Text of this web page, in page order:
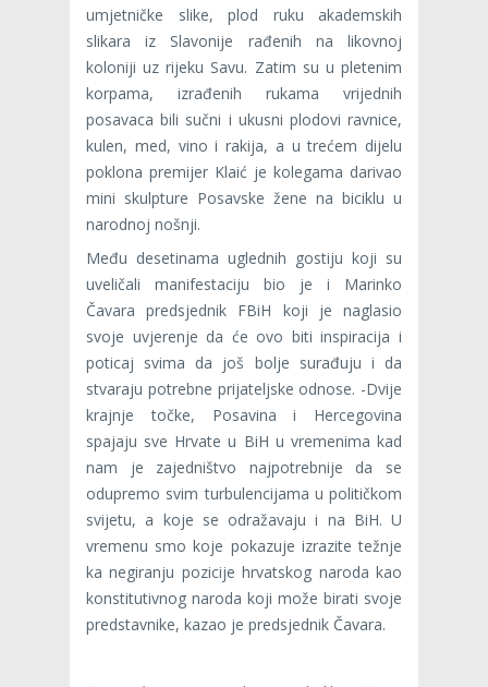
umjetničke slike, plod ruku akademskih
slikara iz Slavonije rađenih na likovnoj
koloniji uz rijeku Savu. Zatim su u pletenim
korpama, izrađenih rukama vrijednih
posavaca bili sučni i ukusni plodovi ravnice,
kulen, med, vino i rakija, a u trećem dijelu
poklona premijer Klaić je kolegama darivao
mini skulpture Posavske žene na biciklu u
narodnoj nošnji.
Među desetinama uglednih gostiju koji su
uveličali manifestaciju bio je i Marinko
Čavara predsjednik FBiH koji je naglasio
svoje uvjerenje da će ovo biti inspiracija i
poticaj svima da još bolje surađuju i da
stvaraju potrebne prijateljske odnose. -Dvije
krajnje točke, Posavina i Hercegovina
spajaju sve Hrvate u BiH u vremenima kad
nam je zajedništvo najpotrebnije da se
odupremo svim turbulencijama u političkom
svijetu, a koje se odražavaju i na BiH. U
vremenu smo koje pokazuje izrazite težnje
ka negiranju pozicije hrvatskog naroda kao
konstitutivnog naroda koji može birati svoje
predstavnike, kazao je predsjednik Čavara.